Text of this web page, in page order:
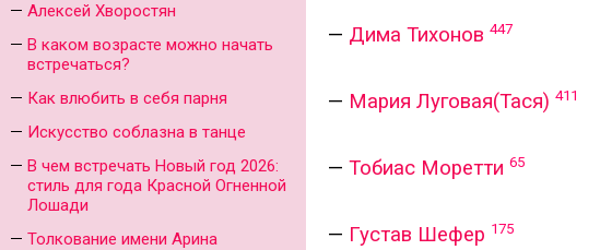
Алексей Хворостян
В каком возрасте можно начать
встречаться?
Как влюбить в себя парня
Искусство соблазна в танце
В чем встречать Новый год 2026:
стиль для года Красной Огненной
Лошади
Толкование имени Арина
— Дима Тихонов 447
— Мария Луговая(Тася) 411
— Тобиас Моретти 65
— Густав Шефер 175